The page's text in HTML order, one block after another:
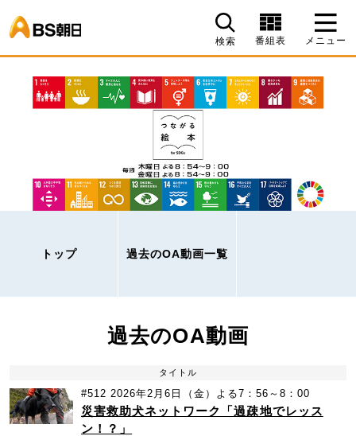
検索 番組表 メニュー
トップ 過去のOA動画一覧
過去のOA動画
タイトル
#512 2026年2月6日（金）よる7：56～8：00
災害救助犬ネットワーク「過疎地でレッス
ン！？」